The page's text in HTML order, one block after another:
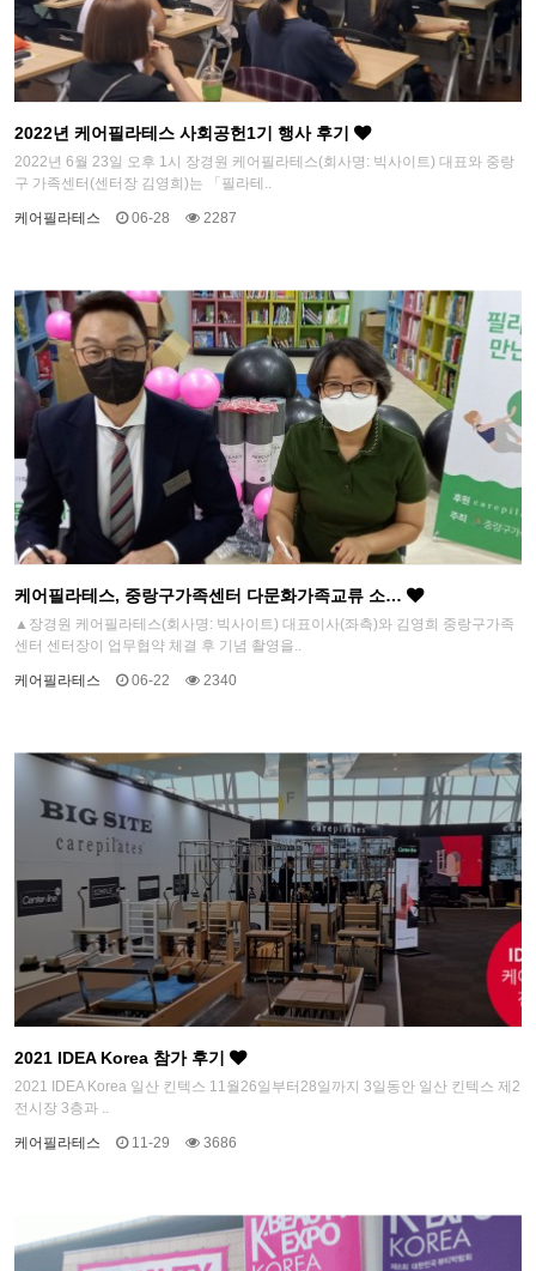
2022년 케어필라테스 사회공헌1기 행사 후기
2022년 6월 23일 오후 1시 장경원 케어필라테스(회사명: 빅사이트) 대표와 중랑
구 가족센터(센터장 김영희)는 「필라테..
케어필라테스 06-28 2287
케어필라테스, 중랑구가족센터 다문화가족교류 소…
▲장경원 케어필라테스(회사명: 빅사이트) 대표이사(좌측)와 김영희 중랑구가족
센터 센터장이 업무협약 체결 후 기념 촬영을..
케어필라테스 06-22 2340
2021 IDEA Korea 참가 후기
2021 IDEA Korea 일산 킨텍스 11월26일부터28일까지 3일동안 일산 킨텍스 제2
전시장 3층과 ..
케어필라테스 11-29 3686